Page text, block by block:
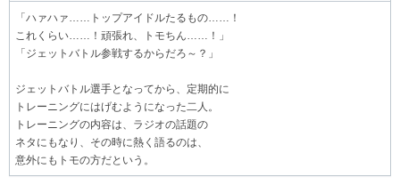
「ハァハァ……トップアイドルたるもの……！
これくらい……！頑張れ、トモちん……！」
「ジェットバトル参戦するからだろ～？」
ジェットバトル選手となってから、定期的に
トレーニングにはげむようになった二人。
トレーニングの内容は、ラジオの話題の
ネタにもなり、その時に熱く語るのは、
意外にもトモの方だという。